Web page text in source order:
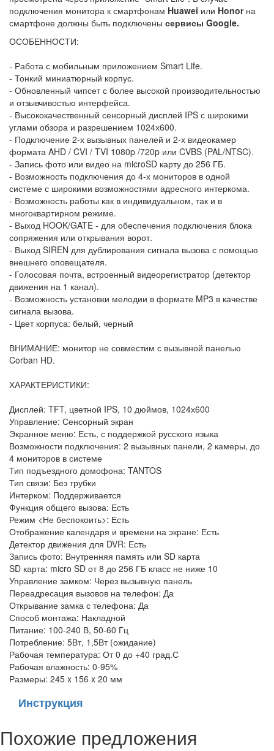
подключения монитора к смартфонам Huawei или Honorна
смартфоне должны быть подключены сервисы Google.
ОСОБЕННОСТИ:
- Работа с мобильным приложением Smart Life.
- Тонкий миниатюрный корпус.
- Обновленный чипсет с более высокой производительностью
и отзывчивостью интерфейса.
- Высококачественный сенсорный дисплей IPS с широкими
углами обзора и разрешением 1024х600.
- Подключение 2-х вызывных панелей и 2-х видеокамер
формата AHD / CVI / TVI 1080p /720p или CVBS (PAL/NTSC).
- Запись фото или видео на microSD карту до 256 ГБ.
- Возможность подключения до 4-х мониторов в одной
системе с широкими возможностями адресного интеркома.
- Возможность работы как в индивидуальном, так и в
многоквартирном режиме.
- Выход HOOK/GATE - для обеспечения подключения блока
сопряжения или открывания ворот.
- Выход SIREN для дублирования сигнала вызова с помощью
внешнего оповещателя.
- Голосовая почта, встроенный видеорегистратор (детектор
движения на 1 канал).
- Возможность установки мелодии в формате MP3 в качестве
сигнала вызова.
- Цвет корпуса: белый, черный
ВНИМАНИЕ: монитор не совместим с вызывной панелью
Corban HD.
ХАРАКТЕРИСТИКИ:
Дисплей: TFT, цветной IPS, 10 дюймов, 1024х600
Управление: Сенсорный экран
Экранное меню: Есть, с поддержкой русского языка
Возможности подключения: 2 вызывных панели, 2 камеры, до
4 мониторов в системе
Тип подъездного домофона: TANTOS
Тип связи: Без трубки
Интерком: Поддерживается
Функция общего вызова: Есть
Режим <Не беспокоить>: Есть
Отображение календаря и времени на экране: Есть
Детектор движения для DVR: Есть
Запись фото: Внутренняя память или SD карта
SD карта: micro SD от 8 до 256 ГБ класс не ниже 10
Управление замком: Через вызывную панель
Переадресация вызовов на телефон: Да
Открывание замка с телефона: Да
Способ монтажа: Накладной
Питание: 100-240 В, 50-60 Гц
Потребление: 5Вт, 1,5Вт (ожидание)
Рабочая температура: От 0 до +40 град.С
Рабочая влажность: 0-95%
Размеры: 245 x 156 x 20 мм
Инструкция
Похожие предложения